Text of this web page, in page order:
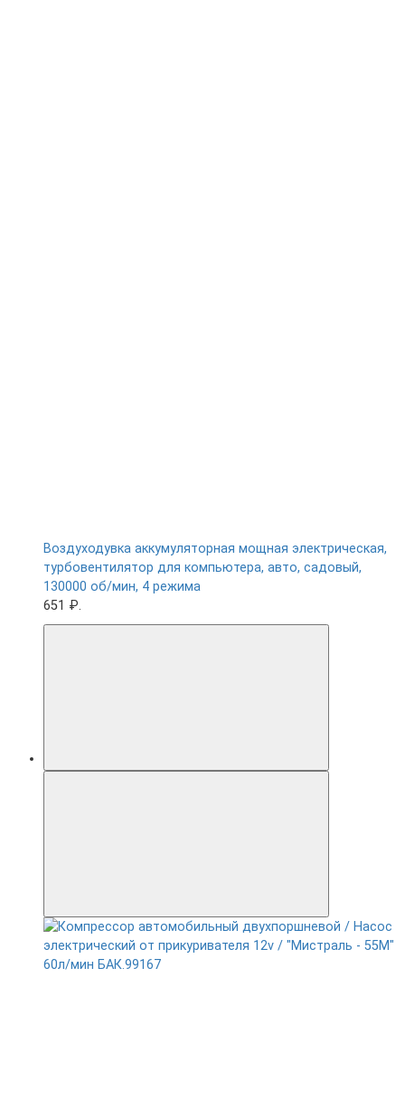
Воздуходувка аккумуляторная мощная электрическая,
турбовентилятор для компьютера, авто, садовый,
130000 об/мин, 4 режима
651 ₽.